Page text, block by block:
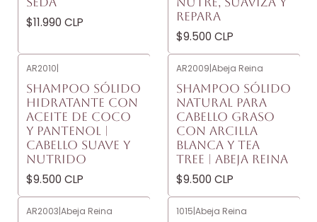
$11.990 CLP
REPARA
$9.500 CLP
AR2010|
SHAMPOO SÓLIDO
HIDRATANTE CON
ACEITE DE COCO
Y PANTENOL |
CABELLO SUAVE Y
NUTRIDO
$9.500 CLP
AR2009|Abeja Reina
SHAMPOO SÓLIDO
NATURAL PARA
CABELLO GRASO
CON ARCILLA
BLANCA Y TEA
TREE | ABEJA REINA
$9.500 CLP
AR2003|Abeja Reina 1015|Abeja Reina